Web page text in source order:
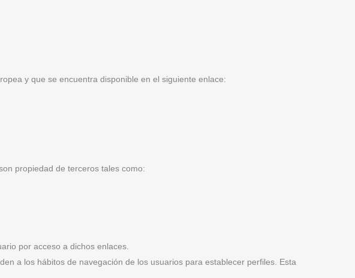
y que se encuentra disponible en el siguiente enlace:
propiedad de terceros tales como:
por acceso a dichos enlaces.
a los hábitos de navegación de los usuarios para establecer perfiles. Esta